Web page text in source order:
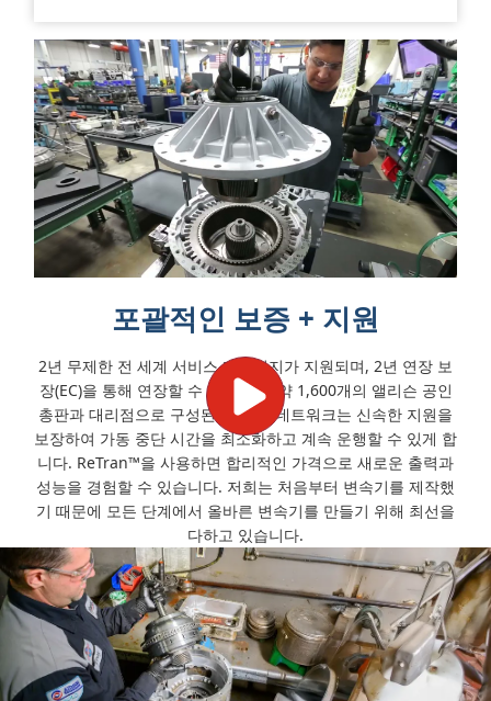
포괄적인 보증 + 지원
2년 무제한 전 세계 서비스 마일리지가 지원되며, 2년 연장 보
장(EC)을 통해 연장할 수 있습니다. 약 1,600개의 앨리슨 공인
총판과 대리점으로 구성된 전 세계 네트워크는 신속한 지원을
보장하여 가동 중단 시간을 최소화하고 계속 운행할 수 있게 합
니다. ReTran™을 사용하면 합리적인 가격으로 새로운 출력과
성능을 경험할 수 있습니다. 저희는 처음부터 변속기를 제작했
기 때문에 모든 단계에서 올바른 변속기를 만들기 위해 최선을
다하고 있습니다.